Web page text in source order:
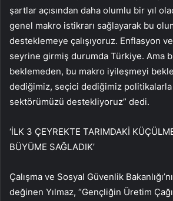
şartlar açısından daha olumlu bir yıl
genel makro istikrarı sağlayarak bu
desteklemeye çalışıyoruz. Enflasyon
seyrine girmiş durumda Türkiye. Ama
beklemeden, bu makro iyileşmeyi
dediğimiz, seçici dediğimiz
sektörümüzü destekliyoruz” dedi.
‘İLK 3 ÇEYREKTE TARIMDAKİ
BÜYÜME SAĞLADIK’
Çalışma ve Sosyal Güvenlik
değinen Yılmaz, “Gençliğin Üretim